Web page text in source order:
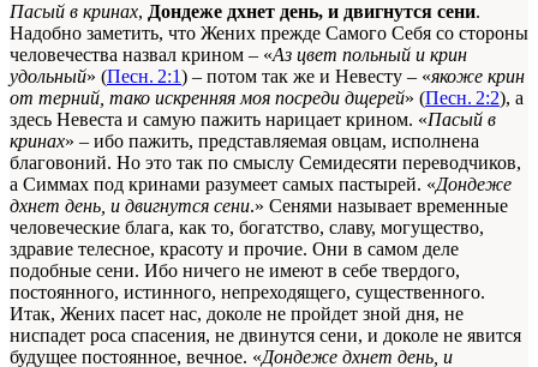
Пасый в кринах, Дондеже дхнет день, и двигнутся сени.
Надобно заметить, что Жених прежде Самого Себя со стороны
человечества назвал крином – «Аз цвет польный и крин
удольный» (Песн. 2:1) – потом так же и Невесту – «якоже крин
от терний, тако искренняя моя посреди дщерей» (Песн. 2:2), а
здесь Невеста и самую пажить нарицает крином. «Пасый в
кринах» – ибо пажить, представляемая овцам, исполнена
благовоний. Но это так по смыслу Семидесяти переводчиков,
а Симмах под кринами разумеет самых пастырей. «Дондеже
дхнет день, и двигнутся сени.» Сенями называет временные
человеческие блага, как то, богатство, славу, могущество,
здравие телесное, красоту и прочие. Они в самом деле
подобные сени. Ибо ничего не имеют в себе твердого,
постоянного, истинного, непреходящего, существенного.
Итак, Жених пасет нас, доколе не пройдет зной дня, не
ниспадет роса спасения, не двинутся сени, и доколе не явится
будущее постоянное, вечное. «Дондеже дхнет день, и